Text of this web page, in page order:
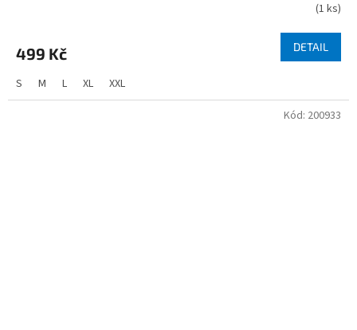
(1 ks)
499 Kč DETAIL
S M L XL XXL
Kód: 200933